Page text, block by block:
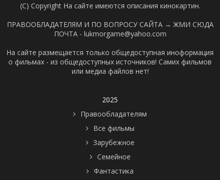
(C) Copyright На сайте имеются описания кинокартин.
ПРАВООБЛАДАТЕЛЯМ И ПО ВОПРОСУ САЙТА → ЖМИ СЮДА
ПОЧТА - lukmorgame@yahoo.com
На сайте размещается только общедоступная иноформация
о фильмах - из общедоступных источников! Самих фильмов
или медиа файлов нет!
2025
Правообладателям
Все фильмы
Зарубежное
Семейное
Фантастика